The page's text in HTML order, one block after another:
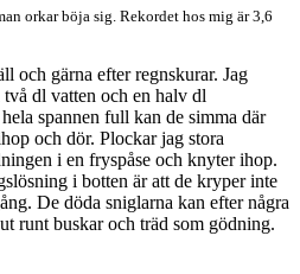
orkar böja sig. Rekordet hos mig är 3,6
och gärna efter regnskurar. Jag
dl vatten och en halv dl
spannen full kan de simma där
och dör. Plockar jag stora
i en fryspåse och knyter ihop.
i botten är att de kryper inte
De döda sniglarna kan efter några
runt buskar och träd som gödning.